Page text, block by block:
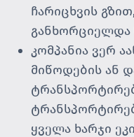
ჩარიცხვის
განხორციელდა
კომპანია ვერ
მიწოდების ან
ყველა ხარჯი